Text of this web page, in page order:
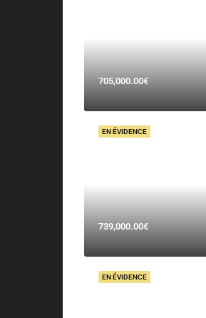
705,000.00€
EN ÉVIDENCE
739,000.00€
EN ÉVIDENCE